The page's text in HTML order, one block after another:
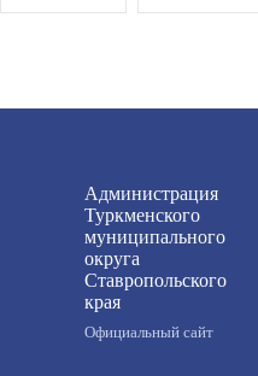
Администрация
Туркменского
муниципального
округа
Ставропольского
края
Официальный сайт